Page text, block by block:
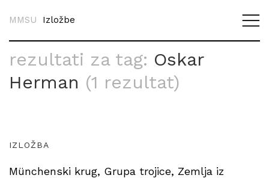
MMSU Izložbe
rezultati za tag: Oskar
Herman (1 rezultat)
IZLOŽBA
Münchenski krug, Grupa trojice, Zemlja iz